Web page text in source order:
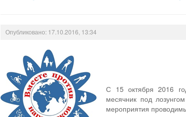
Опубликовано: 17.10.2016, 13:34
С 15 октября 2016
месячник под
мероприятия